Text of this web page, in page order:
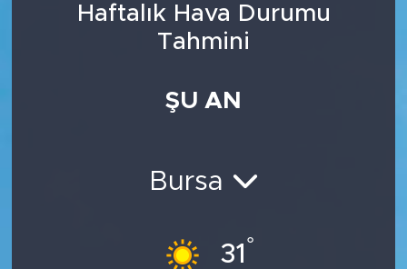
Haftalık Hava Durumu
Tahmini
ŞU AN
Bursa
31 °
Sağlık
Tüm Manşetler